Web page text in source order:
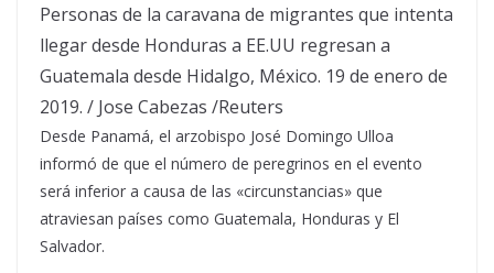
Personas de la caravana de migrantes que intenta
llegar desde Honduras a EE.UU regresan a
Guatemala desde Hidalgo, México. 19 de enero de
2019. / Jose Cabezas /Reuters
Desde Panamá, el arzobispo José Domingo Ulloa
informó de que el número de peregrinos en el evento
será inferior a causa de las «circunstancias» que
atraviesan países como Guatemala, Honduras y El
Salvador.